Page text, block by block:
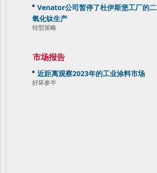
Venator公司暂停了杜伊斯堡工厂的二
氧化钛生产
转型策略
市场报告
近距离观察2023年的工业涂料市场
好坏参半